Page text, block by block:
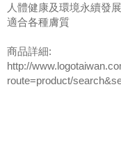
人體健康及環境永續發
適合各種膚質
商品詳細:
http://
route=product/